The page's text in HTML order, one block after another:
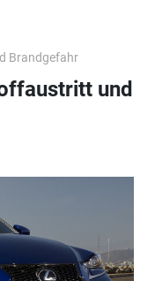
Brandgefahr
und